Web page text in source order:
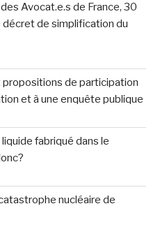
Avocat.e.s de France, 30
de simplification du
propositions de participation
et à une enquête publique
fabriqué dans le
nucléaire de